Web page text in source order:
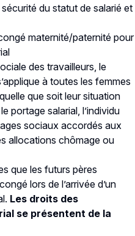
du statut de salarié et
maternité/paternité pour
des travailleurs, le
à toutes les femmes
que soit leur situation
portage salarial, l’individu
sociaux accordés aux
allocations chômage ou
que les futurs pères
lors de l’arrivée d’un
Les droits des
se présentent de la